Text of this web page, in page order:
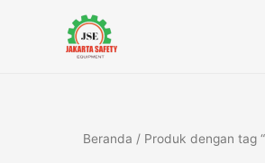
Beranda / Produk dengan tag